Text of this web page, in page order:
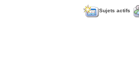
Sujets actifs